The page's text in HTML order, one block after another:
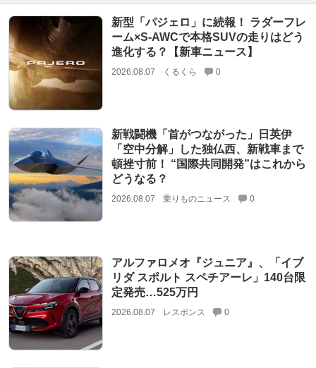
新型「パジェロ」に続報！ ラダーフレ
ーム×S-AWCで本格SUVの走りはどう
進化する？【新車ニュース】
2026.08.07 くるくら 0
新戦闘機「首がつながった」日英伊
「空中分解」した独仏西、新戦車まで
頓挫寸前！ “国際共同開発”はこれから
どうなる？
2026.08.07 乗りものニュース 0
アルファロメオ『ジュニア』、「イブ
リダ スポルト スペチアーレ」140台限
定発売…525万円
2026.08.07 レスポンス 0